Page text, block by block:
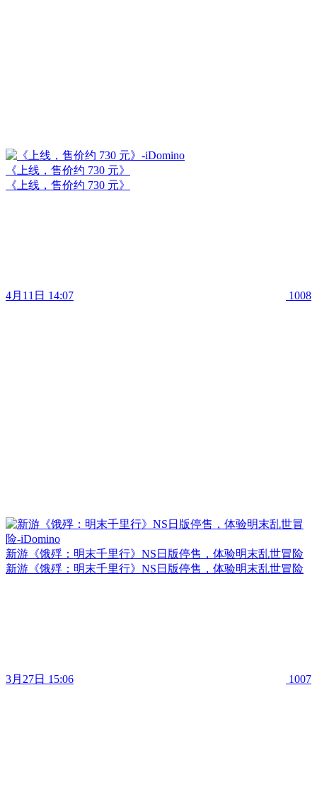
《上线，售价约 730 元》
《上线，售价约 730 元》
4月11日 14:07 1008
新游《饿殍：明末千里行》NS日版停售，体验明末乱世冒险
新游《饿殍：明末千里行》NS日版停售，体验明末乱世冒险
3月27日 15:06 1007